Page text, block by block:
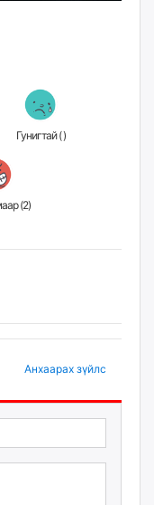
Гунигтай ()
Үзэн ядмаар (2)
Анхаарах зүйлс